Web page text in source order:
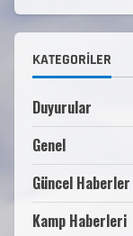
3
KATEGORILER
Duyurular
Genel
Güncel Haberler
Kamp Haberleri